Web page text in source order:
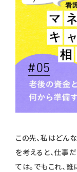
この先、私はどん
を考えると、仕事
ては。でもこれ、